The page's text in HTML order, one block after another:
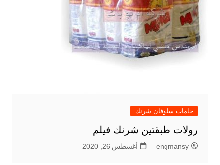
خامات سلوفان شرنك
رولات طبقتين شرنك فيلم
engmansy أغسطس 26, 2020